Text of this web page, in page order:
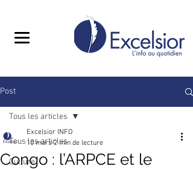
Post
Tous les articles
Culture
Tous les articles
Congo : l’ARPCE et le
Excelsior INFO
10 mars 2 min de lecture